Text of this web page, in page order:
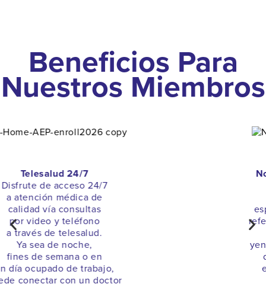
Beneficios Para
Nuestros Miembros
No se necesitan referencias
para especialistas
Disfrute de atención con
especialistas sin necesidadde
referencias. Obtenga el cuidado
que necesita más rápido
yendo directo con especialistas
dentro dela red, sin pasos
extra, ni esperar permisos.